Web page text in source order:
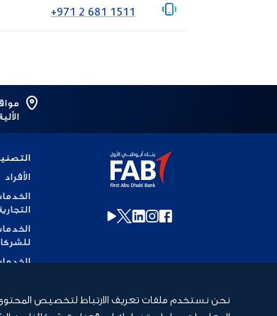
نحن نستخدم ملفات تعريف الارتباط لتخصيص المحتوى
‎+971 2 681 1511
الأفراد